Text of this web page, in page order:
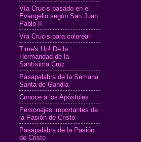
Vía Crucis basado en el
Evangelio según San Juan
Pablo II
Vía Crucis para colorear
Time's Up! De la
Hermandad de la
Santísima Cruz
Pasapalabra de la Semana
Santa de Gandia
Conoce a los Apóstoles
Personajes importantes de
la Pasión de Cristo
Pasapalabra de la Pasión
de Cristo